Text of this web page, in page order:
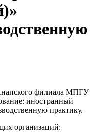
филиала МПГУ
иностранный
практику.
организаций: